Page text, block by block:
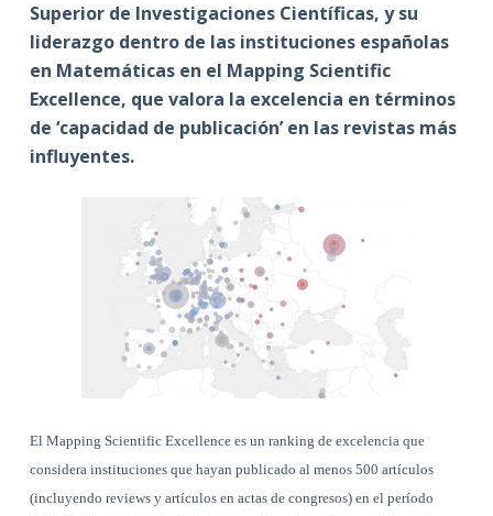
Superior de Investigaciones Científicas, y su
liderazgo dentro de las instituciones españolas
en Matemáticas en el Mapping Scientific
Excellence, que valora la excelencia en términos
de ‘capacidad de publicación’ en las revistas más
influyentes.
El Mapping Scientific Excellence es un ranking de excelencia que
considera instituciones que hayan publicado al menos 500 artículos
(incluyendo reviews y artículos en actas de congresos) en el período